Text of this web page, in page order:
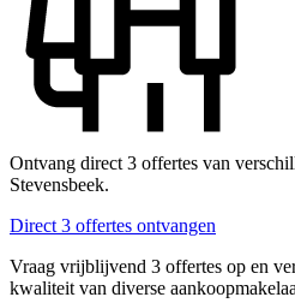
Ontvang direct 3 offertes van
Stevensbeek.
Direct 3 offertes ontvangen
Vraag vrijblijvend 3 offertes op en
kwaliteit van diverse